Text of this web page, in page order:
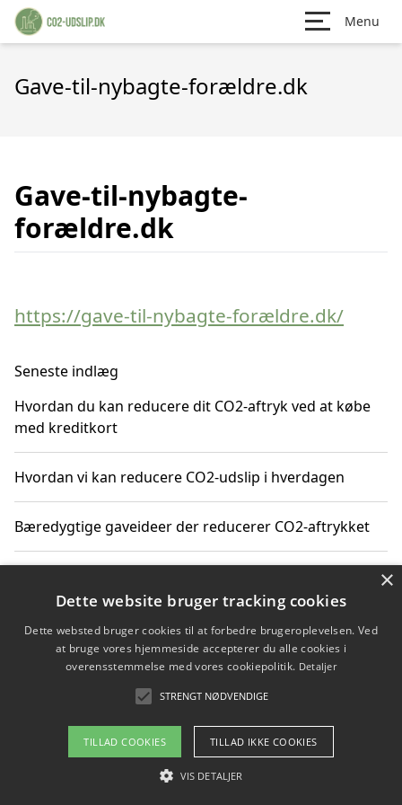
Menu
Gave-til-nybagte-forældre.dk
Gave-til-nybagte-
forældre.dk
https://gave-til-nybagte-forældre.dk/
Seneste indlæg
Hvordan du kan reducere dit CO2-aftryk ved at købe
med kreditkort
Hvordan vi kan reducere CO2-udslip i hverdagen
Bæredygtige gaveideer der reducerer CO2-aftrykket
Hvordan gadgets til hjemmet kan reducere CO2-udslip
Copyright 2026 - Pilanto Aps
Om / kontakt
Blog Betingelser
×
Dette website bruger tracking cookies
Dette websted bruger cookies til at forbedre brugeroplevelsen. Ved
at bruge vores hjemmeside accepterer du alle cookies i
overensstemmelse med vores cookiepolitik. Detaljer
STRENGT NØDVENDIGE
TILLAD COOKIES TILLAD IKKE COOKIES
VIS DETALJER